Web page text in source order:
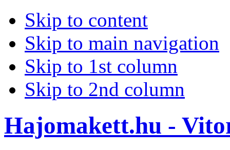
Skip to content
Skip to main navigation
Skip to 1st column
Skip to 2nd column
Hajomakett.hu -